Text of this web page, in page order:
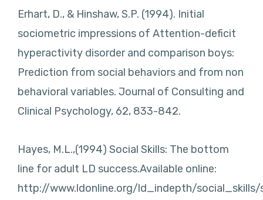
Erhart, D., & Hinshaw, S.P. (1994). Initial
sociometric impressions of Attention-deficit
hyperactivity disorder and comparison boys:
Prediction from social behaviors and from non
behavioral variables. Journal of Consulting and
Clinical Psychology, 62, 833-842.
Hayes, M.L.,(1994) Social Skills: The bottom
line for adult LD success.Available online:
http://www.ldonline.org/ld_indepth/social_skills/